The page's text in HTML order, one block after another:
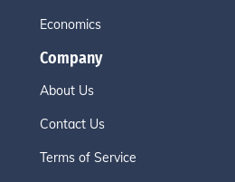
Economics
Company
About Us
Contact Us
Terms of Service